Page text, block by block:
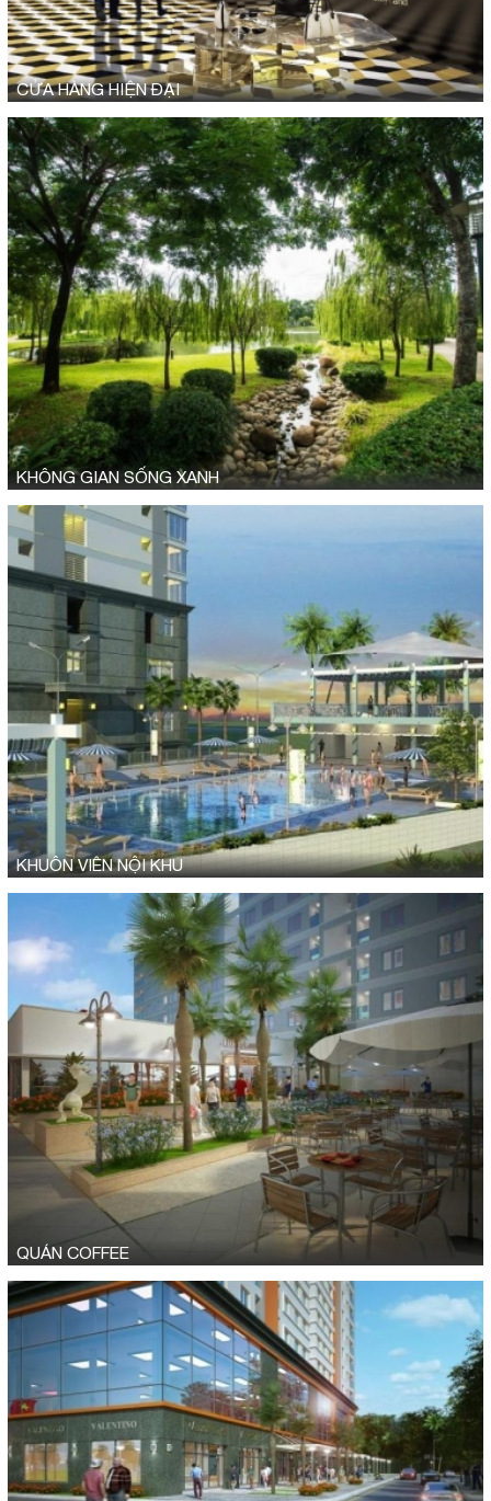
CỬA HÀNG HIỆN ĐẠI
KHÔNG GIAN SỐNG XANH
KHUÔN VIÊN NỘI KHU
QUÁN COFFEE